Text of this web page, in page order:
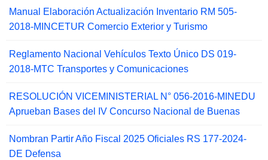
Manual Elaboración Actualización Inventario RM 505-
2018-MINCETUR Comercio Exterior y Turismo
Reglamento Nacional Vehículos Texto Único DS 019-
2018-MTC Transportes y Comunicaciones
RESOLUCIÓN VICEMINISTERIAL N° 056-2016-MINEDU
Aprueban Bases del IV Concurso Nacional de Buenas
Nombran Partir Año Fiscal 2025 Oficiales RS 177-2024-
DE Defensa